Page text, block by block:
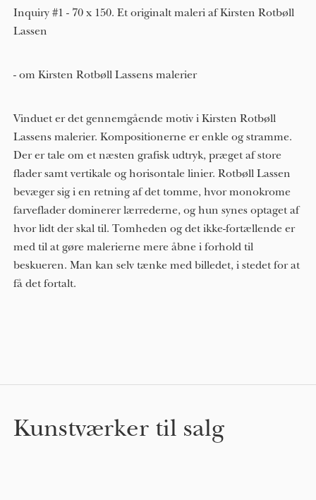
Inquiry #1 - 70 x 150. Et originalt maleri af Kirsten Rotbøll
Lassen
- om Kirsten Rotbøll Lassens malerier
Vinduet er det gennemgående motiv i Kirsten Rotbøll
Lassens malerier. Kompositionerne er enkle og stramme.
Der er tale om et næsten grafisk udtryk, præget af store
flader samt vertikale og horisontale linier. Rotbøll Lassen
bevæger sig i en retning af det tomme, hvor monokrome
farveflader dominerer lærrederne, og hun synes optaget af
hvor lidt der skal til. Tomheden og det ikke-fortællende er
med til at gøre malerierne mere åbne i forhold til
beskueren. Man kan selv tænke med billedet, i stedet for at
få det fortalt.
Kunstværker til salg